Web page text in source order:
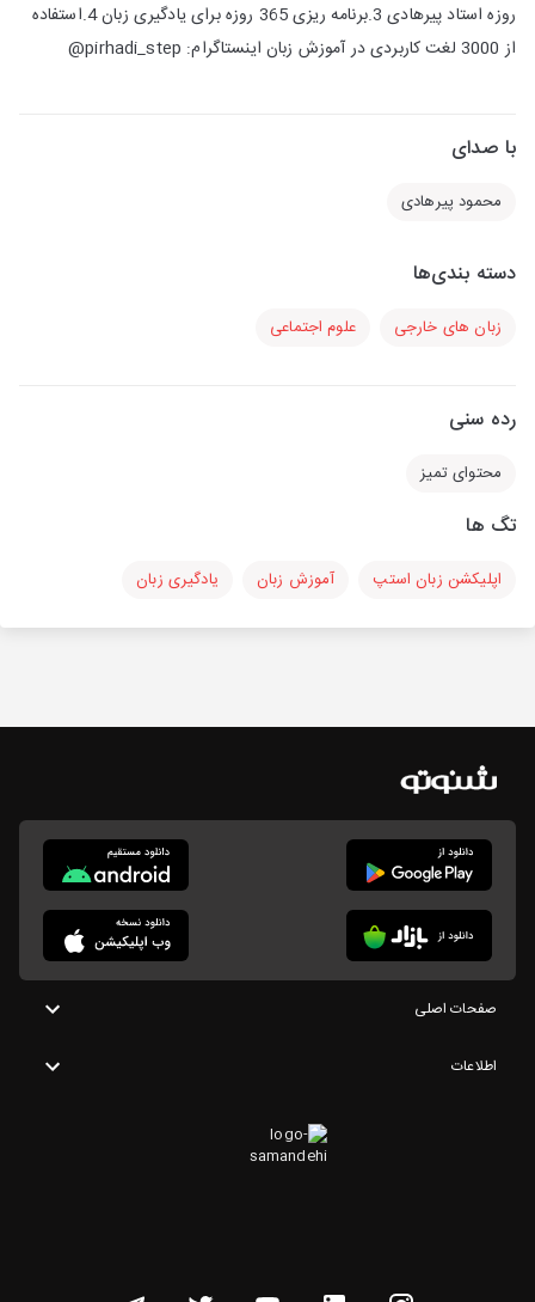
روزه استاد پیرهادی 3.برنامه ریزی 365 روزه برای یادگیری زبان 4.استفاده
از 3000 لغت کاربردی در آموزش زبان اینستاگرام: pirhadi_step@
با صدای
محمود پیرهادی
دسته بندی‌ها
زبان های خارجی علوم اجتماعی
رده سنی
محتوای تمیز
تگ ها
اپلیکشن زبان استپ آموزش زبان یادگیری زبان
صفحات اصلی
اطلاعات